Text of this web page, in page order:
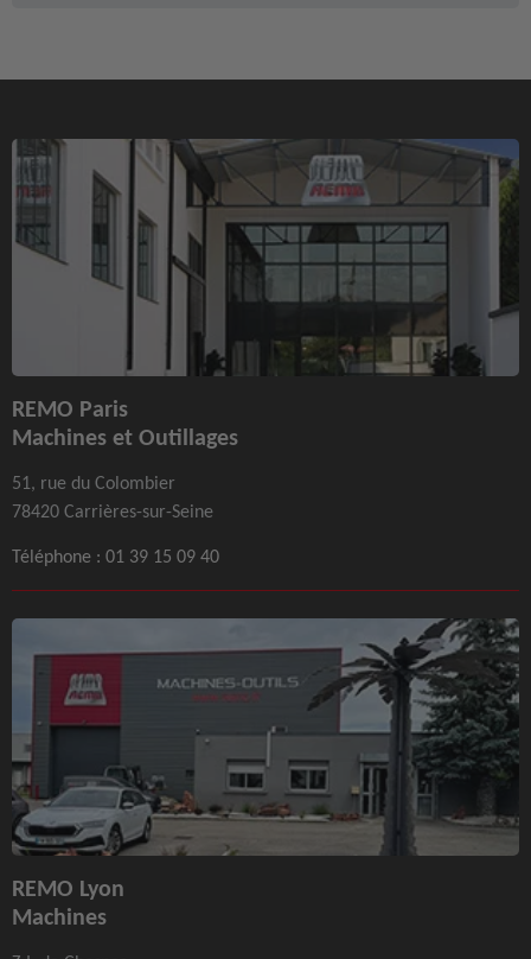
REMO Paris
Machines et Outillages
51, rue du Colombier
78420 Carrières-sur-Seine
Téléphone : 01 39 15 09 40
REMO Lyon
Machines